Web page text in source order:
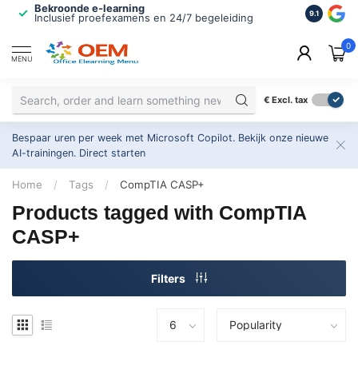
Bekroonde e-learning
Inclusief proefexamens en 24/7 begeleiding
ISO
2.500+
9.1
MENU
0
€ Excl. tax
Bespaar uren per week met Microsoft Copilot. Bekijk onze nieuwe
AI-trainingen. Direct starten
Home / Tags / CompTIA CASP+
Products tagged with CompTIA
CASP+
Filters